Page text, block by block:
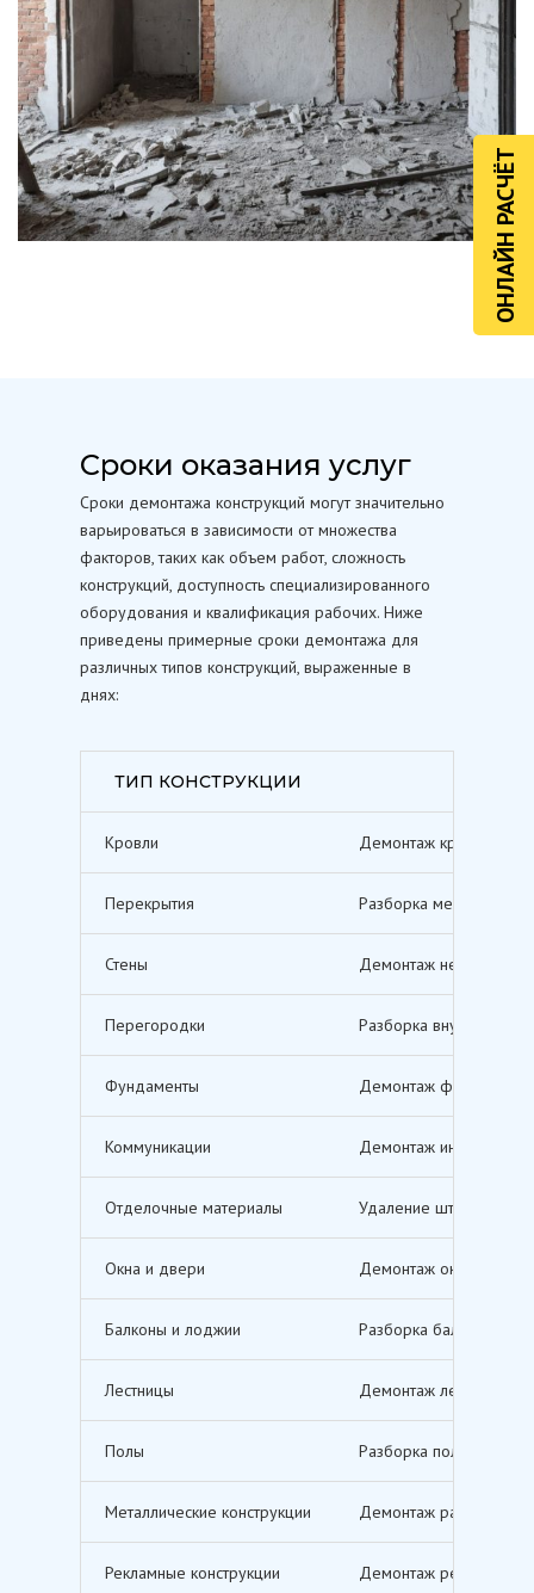
ОНЛАЙН РАСЧЁТ
Сроки оказания услуг
Сроки демонтажа конструкций могут значительно
варьироваться в зависимости от множества
факторов, таких как объем работ, сложность
конструкций, доступность специализированного
оборудования и квалификация рабочих. Ниже
приведены примерные сроки демонтажа для
различных типов конструкций, выраженные в
днях:
ТИП КОНСТРУКЦИИ
Кровли Демонтаж кровельных
Перекрытия Разборка межэтажных
Стены Демонтаж несущих и
Перегородки Разборка внутренних
Фундаменты Демонтаж
Коммуникации Демонтаж инженерных
Отделочные материалы Удаление штукатурки,
Окна и двери Демонтаж оконных и
Балконы и лоджии Разборка балконов и
Лестницы Демонтаж лестничных
Полы Разборка полов,
Металлические конструкции Демонтаж различных
Рекламные конструкции Демонтаж рекламных